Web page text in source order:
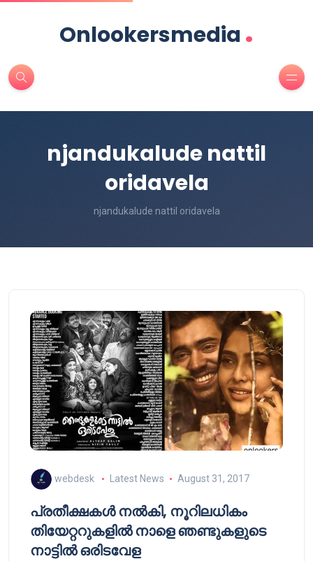
Onlookersmedia .
njandukalude nattil
oridavela
njandukalude nattil oridavela
webdesk Latest News August 31, 2017
പ്രതീക്ഷകള്‍ നല്‍കി, നൂറിലധികം
തിയേറ്ററുകളില്‍ നാളെ ഞണ്ടുകളുടെ
നാട്ടില്‍ ഒരിടവേള